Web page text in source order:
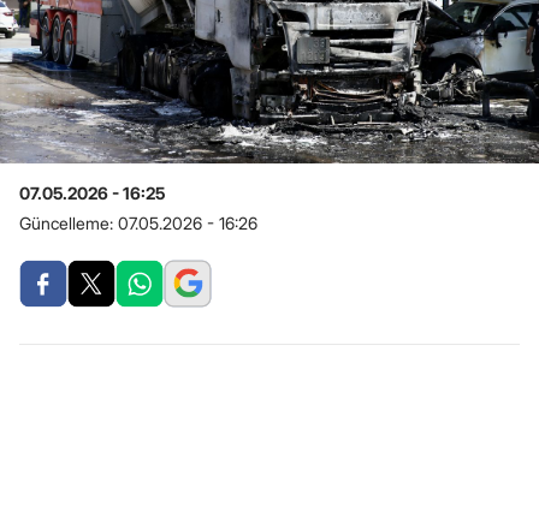
07.05.2026 - 16:25
Güncelleme: 07.05.2026 - 16:26